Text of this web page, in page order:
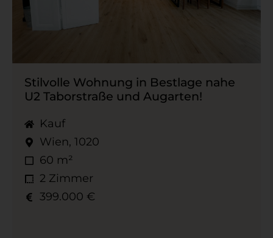
Stilvolle Wohnung in Bestlage nahe
U2 Taborstraße und Augarten!
Kauf
Wien, 1020
60 m²
2 Zimmer
399.000 €